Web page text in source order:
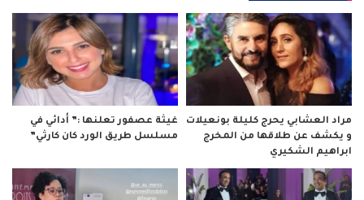
مراد العشابي يحرج كليلة بونعيلات
و يكشف عن طلاقها من المخرج
ابراهيم الشكيري
غيثة عصفور تعلنها :” أدائي في
مسلسل طريق الورد كان كارثي”